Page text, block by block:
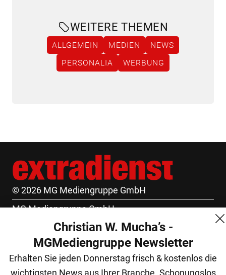
WEITERE THEMEN
ALLGEMEIN MEDIEN
NEWS
PERSONALIA
WERBUNG
© 2026 MG Mediengruppe GmbH
MG Mediengruppe GmbH
Burgring 1/7
1010 Wien
+43 (1) 522 14 14
Christian W. Mucha’s -
MGMediengruppe Newsletter
Erhalten Sie jeden Donnerstag frisch & kostenlos die
wichtigsten News aus Ihrer Branche. Schonungslos